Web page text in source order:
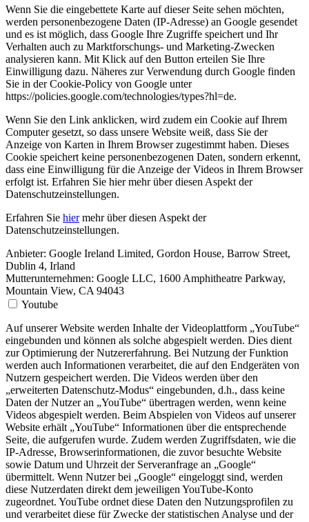
Wenn Sie die eingebettete Karte auf dieser Seite sehen möchten,
werden personenbezogene Daten (IP-Adresse) an Google gesendet
und es ist möglich, dass Google Ihre Zugriffe speichert und Ihr
Verhalten auch zu Marktforschungs- und Marketing-Zwecken
analysieren kann. Mit Klick auf den Button erteilen Sie Ihre
Einwilligung dazu. Näheres zur Verwendung durch Google finden
Sie in der Cookie-Policy von Google unter
https://policies.google.com/technologies/types?hl=de.
Wenn Sie den Link anklicken, wird zudem ein Cookie auf Ihrem
Computer gesetzt, so dass unsere Website weiß, dass Sie der
Anzeige von Karten in Ihrem Browser zugestimmt haben. Dieses
Cookie speichert keine personenbezogenen Daten, sondern erkennt,
dass eine Einwilligung für die Anzeige der Videos in Ihrem Browser
erfolgt ist. Erfahren Sie hier mehr über diesen Aspekt der
Datenschutzeinstellungen.
Erfahren Sie hiermehr über diesen Aspekt der
Datenschutzeinstellungen.
Anbieter: Google Ireland Limited, Gordon House, Barrow Street,
Dublin 4, Irland
Mutterunternehmen: Google LLC, 1600 Amphitheatre Parkway,
Mountain View, CA 94043
Youtube
Auf unserer Website werden Inhalte der Videoplattform „YouTube“
eingebunden und können als solche abgespielt werden. Dies dient
zur Optimierung der Nutzererfahrung. Bei Nutzung der Funktion
werden auch Informationen verarbeitet, die auf den Endgeräten von
Nutzern gespeichert werden. Die Videos werden über den
„erweiterten Datenschutz-Modus“ eingebunden, d.h., dass keine
Daten der Nutzer an „YouTube“ übertragen werden, wenn keine
Videos abgespielt werden. Beim Abspielen von Videos auf unserer
Website erhält „YouTube“ Informationen über die entsprechende
Seite, die aufgerufen wurde. Zudem werden Zugriffsdaten, wie die
IP-Adresse, Browserinformationen, die zuvor besuchte Website
sowie Datum und Uhrzeit der Serveranfrage an „Google“
übermittelt. Wenn Nutzer bei „Google“ eingeloggt sind, werden
diese Nutzerdaten direkt dem jeweiligen YouTube-Konto
zugeordnet. YouTube ordnet diese Daten den Nutzungsprofilen zu
und verarbeitet diese für Zwecke der statistischen Analyse und der